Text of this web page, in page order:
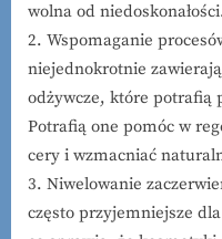
wolna od
2. Wspomaganie
niejednokrotnie
odżywcze, które potrafią
Potrafią one pomóc w
cery i wzmacniać
3. Niwelowanie
często przyjemniejsze